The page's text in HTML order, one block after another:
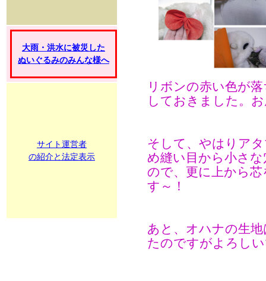
大雨・洪水に被災した
ぬいぐるみのみんな様へ
サイト運営者
の紹介と法定表示
リボンの赤い色が
しておきました。
そして、やはりア
め縫い目から小さ
ので、更に上から
す～！
あと、オハナの生
たのですがよろし